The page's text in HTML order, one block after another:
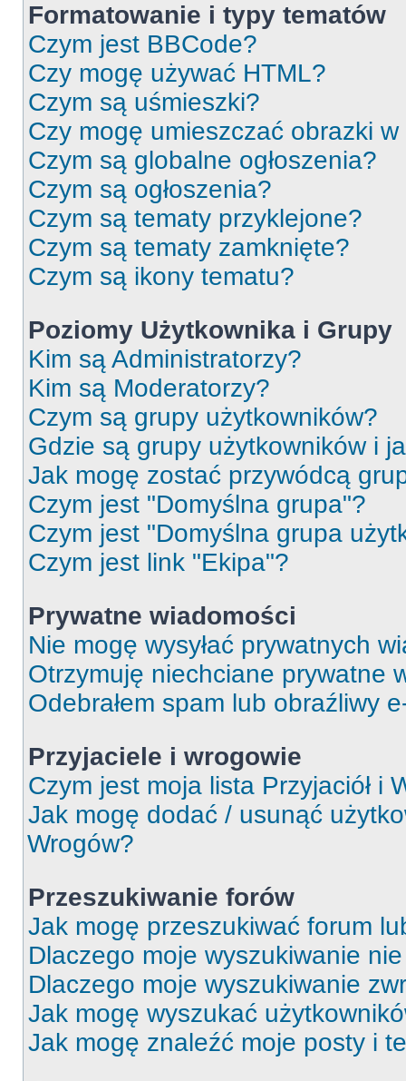
Formatowanie i typy tematów
Czym jest BBCode?
Czy mogę używać HTML?
Czym są uśmieszki?
Czy mogę umieszczać obrazki
Czym są globalne ogłoszenia?
Czym są ogłoszenia?
Czym są tematy przyklejone?
Czym są tematy zamknięte?
Czym są ikony tematu?
Poziomy Użytkownika i Grupy
Kim są Administratorzy?
Kim są Moderatorzy?
Czym są grupy użytkowników?
Gdzie są grupy użytkowników i
Jak mogę zostać przywódcą
Czym jest "Domyślna grupa"?
Czym jest "Domyślna grupa
Czym jest link "Ekipa"?
Prywatne wiadomości
Nie mogę wysyłać prywatnych
Otrzymuję niechciane prywatne
Odebrałem spam lub obraźliwy
Przyjaciele i wrogowie
Czym jest moja lista Przyjaciół i
Jak mogę dodać / usunąć
Wrogów?
Przeszukiwanie forów
Jak mogę przeszukiwać forum
Dlaczego moje wyszukiwanie
Dlaczego moje wyszukiwanie
Jak mogę wyszukać
Jak mogę znaleźć moje posty i